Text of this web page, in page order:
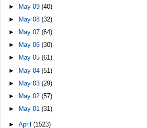
► May 09(40)
►
May 08(32)
►
May 07(64)
►
May 06(30)
►
May 05(61)
► May 04(51)
►
May 03(29)
►
May 02(57)
►
May 01(31)
►April(1523)